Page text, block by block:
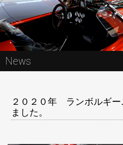
News
２０２０年 ランボルギー
ました。